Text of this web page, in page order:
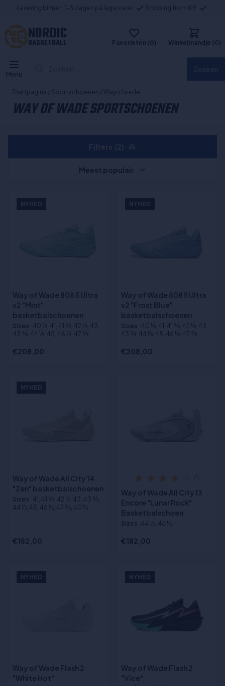
Levering binnen 1-3 dagen på lagervarer Shipping from €9
NORDIC
BASKETBALL Favorieten (0) Winkelmandje (0)
Menu
Startpagina / Sportschoenen / Wayofwade
WAY OF WADE SPORTSCHOENEN
NYHED
Way of Wade 808 5 Ultra
v2 "Mint"
basketbalschoenen
Sizes :40 1⁄3, 41, 41 2⁄3, 42 1⁄3, 43,
43 2⁄3, 44 1⁄3, 45, 46 1⁄3, 47 2⁄3
€208,00
NYHED
Way of Wade 808 5 Ultra
v2 "Frost Blue"
basketbalschoenen
Sizes :40 1⁄3, 41, 41 2⁄3, 42 1⁄3, 43,
43 2⁄3, 44 1⁄3, 45, 46 1⁄3, 47 2⁄3
€208,00
NYHED
Way of Wade All City 14
"Zen" basketbalschoenen
Sizes :41, 41 2⁄3, 42 1⁄3, 43, 43 2⁄3,
44 1⁄3, 45, 46 1⁄3, 47 2⁄3, 40 1⁄3
€182,00
Way of Wade All City 13
Encore "Lunar Rock"
Basketbalschoen
Sizes :44 1⁄3, 46 1⁄3
€182,00
NYHED
Way of Wade Flash 2
"White Hot"
NYHED
Way of Wade Flash 2
"Vice"
Meest populair